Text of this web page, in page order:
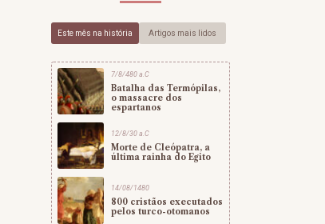
Este mês na história Artigos mais lidos
7/8/480 a.C
Batalha das Termópilas,
o massacre dos
espartanos
12/8/30 a.C
Morte de Cleópatra, a
última rainha do Egito
14/08/1480
800 cristãos executados
pelos turco-otomanos